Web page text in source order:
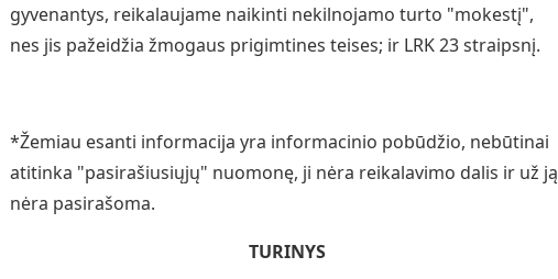
gyvenantys, reikalaujame naikinti nekilnojamo turto "mokestį",
nes jis pažeidžia žmogaus prigimtines teises; ir LRK 23 straipsnį.
*Žemiau esanti informacija yra informacinio pobūdžio, nebūtinai
atitinka "pasirašiusiųjų" nuomonę, ji nėra reikalavimo dalis ir už ją
nėra pasirašoma.
TURINYS